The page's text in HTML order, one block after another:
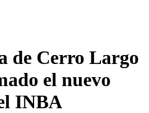
de Cerro Largo
el nuevo
INBA